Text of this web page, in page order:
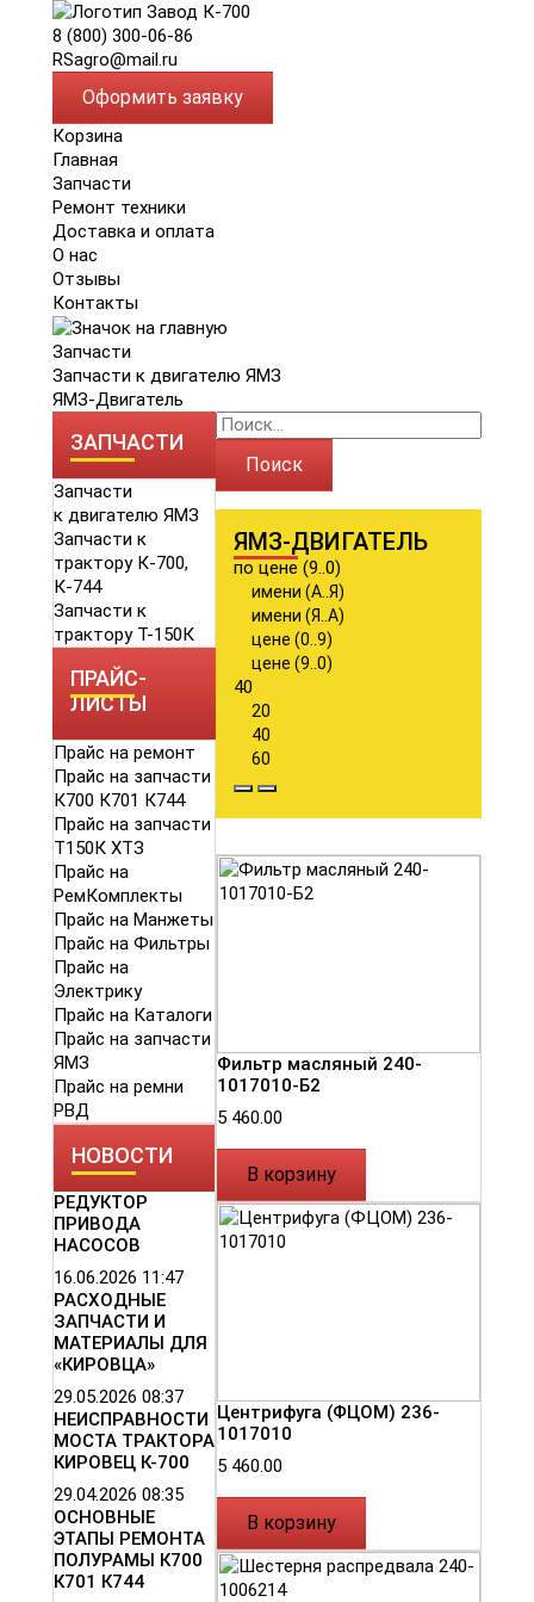
8 (800) 300-06-86
RSagro@mail.ru
Оформить заявку
Корзина
Главная
Запчасти
Ремонт техники
Доставка и оплата
О нас
Отзывы
Контакты
Запчасти
Запчасти к двигателю ЯМЗ
ЯМЗ-Двигатель
ЗАПЧАСТИ
Запчасти
к двигателю ЯМЗ
Запчасти к
трактору К-700,
К-744
Запчасти к
трактору Т-150К
ПРАЙС-
ЛИСТЫ
Прайс на ремонт
Прайс на запчасти
К700 К701 К744
Прайс на запчасти
Т150К ХТЗ
Прайс на
РемКомплекты
Прайс на Манжеты
Прайс на Фильтры
Прайс на
Электрику
Прайс на Каталоги
Прайс на запчасти
ЯМЗ
Прайс на ремни
РВД
НОВОСТИ
РЕДУКТОР
ПРИВОДА
НАСОСОВ
16.06.2026 11:47
РАСХОДНЫЕ
ЗАПЧАСТИ И
МАТЕРИАЛЫ ДЛЯ
«КИРОВЦА»
29.05.2026 08:37
НЕИСПРАВНОСТИ
МОСТА ТРАКТОРА
КИРОВЕЦ К-700
29.04.2026 08:35
ОСНОВНЫЕ
ЭТАПЫ РЕМОНТА
ПОЛУРАМЫ К700
К701 К744
Поиск
ЯМЗ-ДВИГАТЕЛЬ
по цене (9..0)
имени (А..Я)
имени (Я..А)
цене (0..9)
цене (9..0)
40
20
40
60
Фильтр масляный 240-
1017010-Б2
5 460.00
В корзину
Центрифуга (ФЦОМ) 236-
1017010
5 460.00
В корзину